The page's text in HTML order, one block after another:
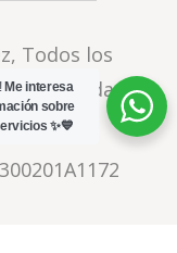
, Todos los
privacidad
Me interesa
sobre
✨💙